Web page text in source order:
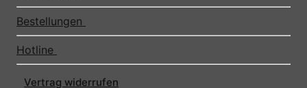
Bestellungen
Hotline
Vertrag widerrufen